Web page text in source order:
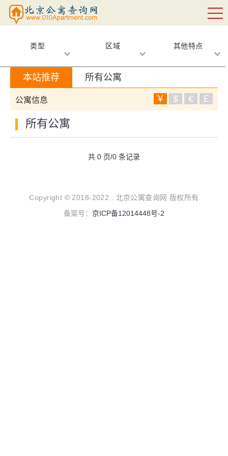
类型 区域 其他特点
本站推荐 所有公寓
公寓信息 ￥ $ € ￡
所有公寓
共 0 页/0 条记录
Copyright © 2018-2022 . 北京公寓查询网 版权所有
备案号： 京ICP备12014448号-2